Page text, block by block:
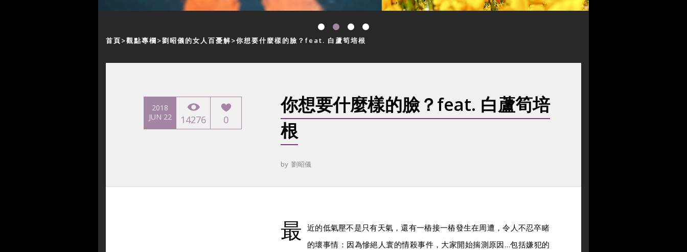
首頁 觀點專欄 劉昭儀的女人百憂解 你想要什麼樣的臉？feat. 白蘆筍培根
2018
JUN 22
14276 0
你想要什麼樣的臉？feat. 白蘆筍培
根
by 劉昭儀
最 近的低氣壓不是只有天氣，還有一樁接一樁發生在周遭，令人不忍卒睹
的壞事情：因為慘絕人寰的情殺事件，大家開始揣測原因…包括嫌犯的